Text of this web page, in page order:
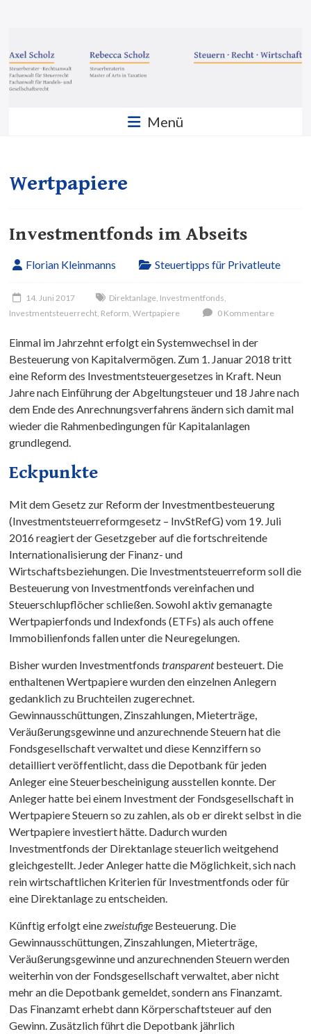
·
Recht
Wirtschaft
GbR
Menü
Wertpapiere
Investmentfonds im Abseits
Florian Kleinmanns Steuertipps für Privatleute
14. Juni 2017 Direktanlage Investmentfonds
Investmentsteuerrecht Reform ,Wertpapiere 0 Kommentare
Einmal im Jahrzehnt erfolgt ein Systemwechsel in der
Besteuerung von Kapitalvermögen. Zum 1. Januar 2018 tritt
eine Reform des Investmentsteuergesetzes in Kraft. Neun
Jahre nach Einführung der Abgeltungsteuer und 18 Jahre nach
dem Ende des Anrechnungsverfahrens ändern sich damit mal
wieder die Rahmenbedingungen für Kapitalanlagen
grundlegend.
Eckpunkte
Mit dem Gesetz zur Reform der Investmentbesteuerung
(Investmentsteuerreformgesetz – InvStRefG) vom 19. Juli
2016 reagiert der Gesetzgeber auf die fortschreitende
Internationalisierung der Finanz- und
Wirtschaftsbeziehungen. Die Investmentsteuerreform soll die
Besteuerung von Investmentfonds vereinfachen und
Steuerschlupflöcher schließen. Sowohl aktiv gemanagte
Wertpapierfonds und Indexfonds (ETFs) als auch offene
Immobilienfonds fallen unter die Neuregelungen.
Bisher wurden Investmentfondstransparentbesteuert. Die
enthaltenen Wertpapiere wurden den einzelnen Anlegern
gedanklich zu Bruchteilen zugerechnet.
Gewinnausschüttungen, Zinszahlungen, Mieterträge,
Veräußerungsgewinne und anzurechnende Steuern hat die
Fondsgesellschaft verwaltet und diese Kennziffern so
detailliert veröffentlicht, dass die Depotbank für jeden
Anleger eine Steuerbescheinigung ausstellen konnte. Der
Anleger hatte bei einem Investment der Fondsgesellschaft in
Wertpapiere Steuern so zu zahlen, als ob er direkt selbst in die
Wertpapiere investiert hätte. Dadurch wurden
Investmentfonds der Direktanlage steuerlich weitgehend
gleichgestellt. Jeder Anleger hatte die Möglichkeit, sich nach
rein wirtschaftlichen Kriterien für Investmentfonds oder für
eine Direktanlage zu entscheiden.
Künftig erfolgt einezweistufige Besteuerung. Die
Gewinnausschüttungen, Zinszahlungen, Mieterträge,
Veräußerungsgewinne und anzurechnenden Steuern werden
weiterhin von der Fondsgesellschaft verwaltet, aber nicht
mehr an die Depotbank gemeldet, sondern ans Finanzamt.
Das Finanzamt erhebt dann Körperschaftsteuer auf den
Gewinn. Zusätzlich führt die Depotbank jährlich